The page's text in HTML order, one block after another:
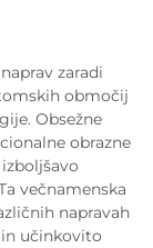
zaradi
območij
Obsežne
obrazne
večnamenska
napravah
učinkovito